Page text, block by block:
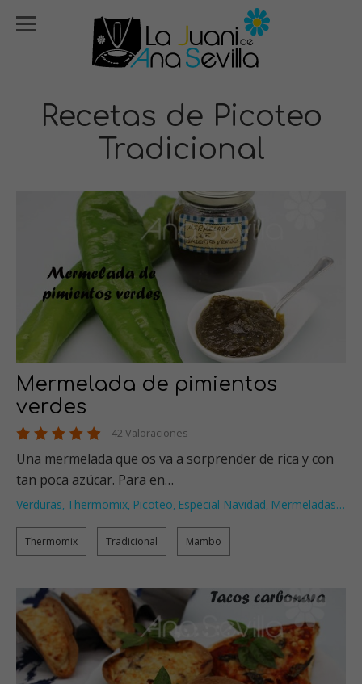
Recetas de Picoteo
Tradicional
Mermelada de pimientos
verdes
42 Valoraciones
Una mermelada que os va a sorprender de rica y con
tan poca azúcar. Para en…
Verduras, Thermomix, Picoteo, Especial Navidad, Mermeladas…
Thermomix Tradicional Mambo